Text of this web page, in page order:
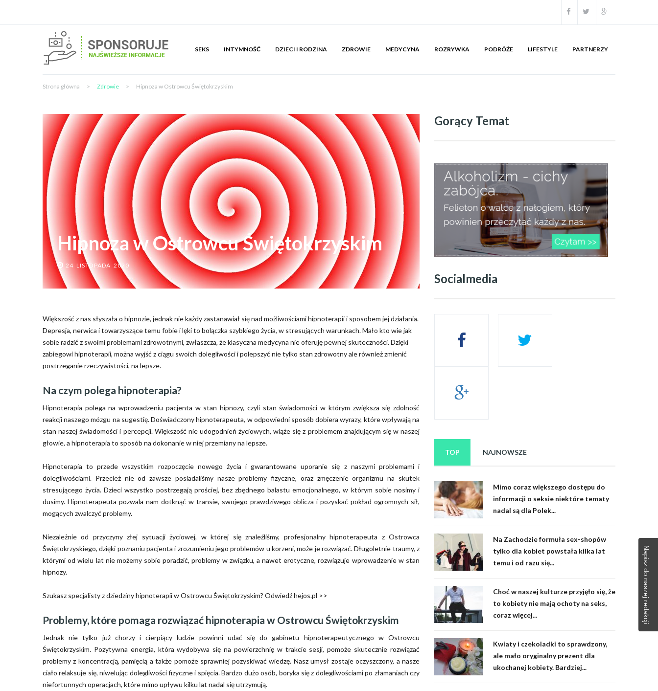
SEKS INTYMNOŚĆ DZIECI I RODZINA ZDROWIE MEDYCYNA ROZRYWKA PODRÓŻE LIFESTYLE PARTNERZY
Strona główna > Zdrowie > Hipnoza w Ostrowcu Świętokrzyskim
Hipnoza w Ostrowcu Świętokrzyskim
24 LISTOPADA 2020
Większość z nas słyszała o hipnozie, jednak nie każdy zastanawiał się nad możliwościami hipnoterapii i sposobem jej działania.
Depresja, nerwica i towarzyszące temu fobie i lęki to bolączka szybkiego życia, w stresujących warunkach. Mało kto wie jak
sobie radzić z swoimi problemami zdrowotnymi, zwłaszcza, że klasyczna medycyna nie oferuję pewnej skuteczności. Dzięki
zabiegowi hipnoterapii, można wyjść z ciągu swoich dolegliwości i polepszyć nie tylko stan zdrowotny ale również zmienić
postrzeganie rzeczywistości, na lepsze.
Na czym polega hipnoterapia?
Hipnoterapia polega na wprowadzeniu pacjenta w stan hipnozy, czyli stan świadomości w którym zwiększa się zdolność
reakcji naszego mózgu na sugestię. Doświadczony hipnoterapeuta, w odpowiedni sposób dobiera wyrazy, które wpływają na
stan naszej świadomości i percepcji. Większość nie udogodnień życiowych, wiąże się z problemem znajdującym się w naszej
głowie, a hipnoterapia to sposób na dokonanie w niej przemiany na lepsze.
Hipnoterapia to przede wszystkim rozpoczęcie nowego życia i gwarantowane uporanie się z naszymi problemami i
dolegliwościami. Przecież nie od zawsze posiadaliśmy nasze problemy fizyczne, oraz zmęczenie organizmu na skutek
stresującego życia. Dzieci wszystko postrzegają prościej, bez zbędnego balastu emocjonalnego, w którym sobie nosimy i
dusimy. Hipnoterapeuta pozwala nam dotknąć w transie, swojego prawdziwego oblicza i pozyskać pokład ogromnych sił,
mogących zwalczyć problemy.
Niezależnie od przyczyny złej sytuacji życiowej, w której się znaleźliśmy, profesjonalny hipnoterapeuta z Ostrowca
Świętokrzyskiego, dzięki poznaniu pacjenta i zrozumieniu jego problemów u korzeni, może je rozwiązać. Długoletnie traumy, z
którymi od wielu lat nie możemy sobie poradzić, problemy w związku, a nawet erotyczne, rozwiązuje wprowadzenie w stan
hipnozy.
Szukasz specjalisty z dziedziny hipnoterapii w Ostrowcu Świętokrzyskim? Odwiedźhejos.pl >>
Problemy, które pomaga rozwiązać hipnoterapia w Ostrowcu Świętokrzyskim
Jednak nie tylko już chorzy i cierpiący ludzie powinni udać się do gabinetu hipnoterapeutycznego w Ostrowcu
Świętokrzyskim. Pozytywna energia, która wydobywa się na powierzchnię w trakcie sesji, pomoże skutecznie rozwiązać
problemy z koncentracją, pamięcią a także pomoże sprawniej pozyskiwać wiedzę. Nasz umysł zostaje oczyszczony, a nasze
ciało relaksuje się, niwelując dolegliwości fizyczne i spięcia. Bardzo dużo osób, boryka się z dolegliwościami po złamaniach czy
niefortunnych operacjach, które mimo upływu kilku lat nadal się utrzymują.
Gorący Temat
Socialmedia
TOP
Mimo coraz większego dostępu do
informacji o seksie niektóre tematy
nadal są dla Polek...
Na Zachodzie formuła sex-shopów
tylko dla kobiet powstała kilka lat
temu i od razu się...
Choć w naszej kulturze przyjęło się, że
to kobiety nie mają ochoty na seks,
coraz więcej...
Kwiaty i czekoladki to sprawdzony,
ale mało oryginalny prezent dla
ukochanej kobiety. Bardziej...
NAJNOWSZE
Napisz do naszej redakcji